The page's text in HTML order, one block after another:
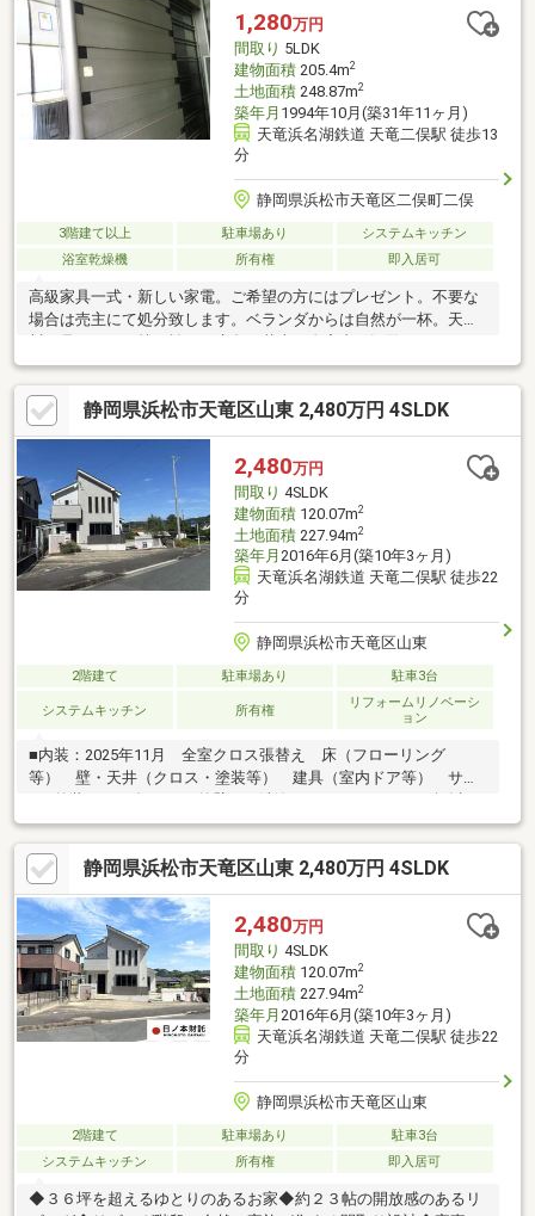
キ付き♪●小学校近くて通学安心♪●天竜浜名湖鉄道「豊岡」駅徒歩
約５分♪ウェルシアまで徒歩約４分で暮らしやすい住環境♪●駐車
スペースは３台程度♪
1,280万円
間取り 5LDK
建物面積205.4m2
土地面積248.87m2
築年月 1994年10月(築31年11ヶ月)
天竜浜名湖鉄道 天竜二俣駅 徒歩13
分
静岡県浜松市天竜区二俣町二俣
3階建て以上 駐車場あり
システムキッチン
浴室乾燥機
所有権 即入居可
高級家具一式・新しい家電。ご希望の方にはプレゼント。不要な
場合は売主にて処分致します。ベランダからは自然が一杯。天竜
川も見えます。枝を払えば鹿島の花火も自宅内で観覧できます●
玄関入り一階はトイレ・和室６畳・８畳。後から増築した寝室は
中２階にあります。寝室にはミニキッチンがありのんびりくつろ
げます・２階はリビング。大型キッチン。風呂洗面トイレがあり
ます。3階はまたまたお洒落な２部屋。ログハウス調なかくれが的
な空間です●別荘地としても最適です・
静岡県浜松市天竜区山東 2,480万円 4SLDK
2,480万円
間取り 4SLDK
建物面積120.07m2
土地面積227.94m2
築年月 2016年6月(築10年3ヶ月)
天竜浜名湖鉄道 天竜二俣駅 徒歩22
分
静岡県浜松市天竜区山東
2階建て 駐車場あり 駐車3台
システムキッチン 所有権
リフォームリノベーシ
ョン
■内装：2025年11月 全室クロス張替え 床（フローリング
等） 壁・天井（クロス・塗装等） 建具（室内ドア等） サッ
上 追焚機能 温水洗浄便座 シャワー付洗面化粧台 オープン
キッチン システムキッチン 食器洗浄乾燥機 浄水器 全居室
収納 ウォークインクローゼット シューズＩＣ 床下収納 ウ
ォークスルークローゼット 人感センサー付照明 ダウンライ
ト 省エネ給湯器 プロパンガス 複層ガラス Low-Eガラス
全居室フローリング ダブルロックドア モニタ付インターホ
ン ディンプルキー シャッター雨戸 バリアフリー
静岡県浜松市天竜区山東 2,480万円 4SLDK
2,480万円
間取り 4SLDK
建物面積120.07m2
土地面積227.94m2
築年月 2016年6月(築10年3ヶ月)
天竜浜名湖鉄道 天竜二俣駅 徒歩22
分
静岡県浜松市天竜区山東
2階建て 駐車場あり
駐車3台
システムキッチン
所有権 即入居可
◆３６坪を超えるゆとりのあるお家◆約２３帖の開放感のあるリ